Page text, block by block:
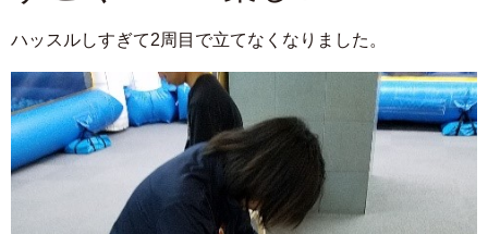
ハッスルしすぎて2周目で立てなくなりました。